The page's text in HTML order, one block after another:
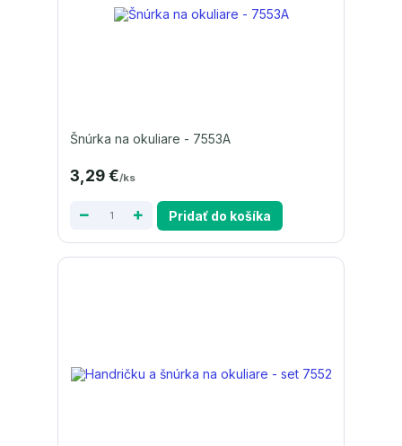
Šnúrka na okuliare - 7553A
3,29 €/ks
Pridať do košíka